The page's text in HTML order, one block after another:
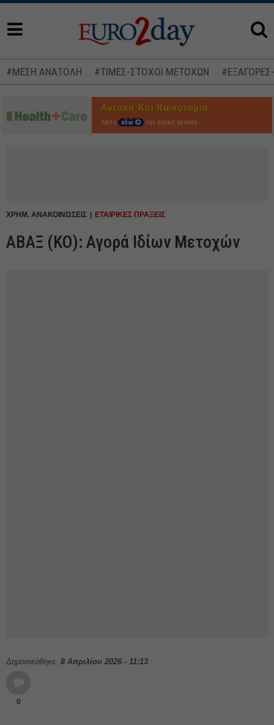
#ΜΕΣΗ ΑΝΑΤΟΛΗ #ΤΙΜΕΣ-ΣΤΟΧΟΙ ΜΕΤΟΧΩΝ
Δείτε εδώ την ειδική έκδοση
ΧΡΗΜ. ΑΝΑΚΟΙΝΩΣΕΙΣ ΕΤΑΙΡΙΚΕΣ ΠΡΑΞΕΙΣ
ΑΒΑΞ (ΚΟ): Αγορά Ιδίων Μετοχών
Δημοσιεύθηκε: 8 Απριλίου 2026 - 11:13
0